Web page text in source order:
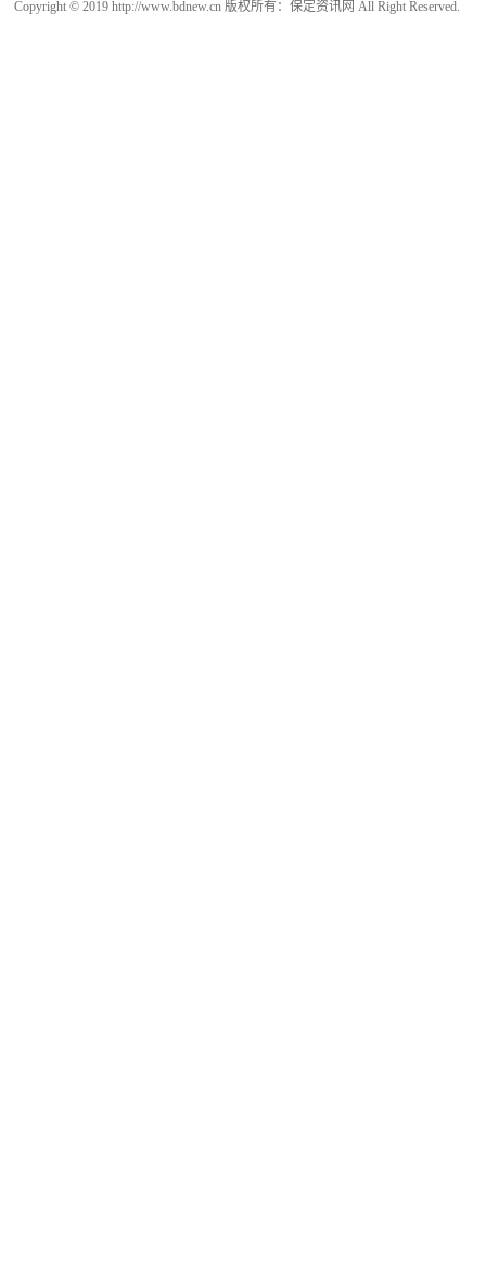
Copyright © 2019 http://www.bdnew.cn 版权所有：保定资讯网 All Right Reserved.